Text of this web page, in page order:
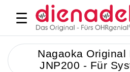
☰
Nagaoka Original
JNP200 - Für